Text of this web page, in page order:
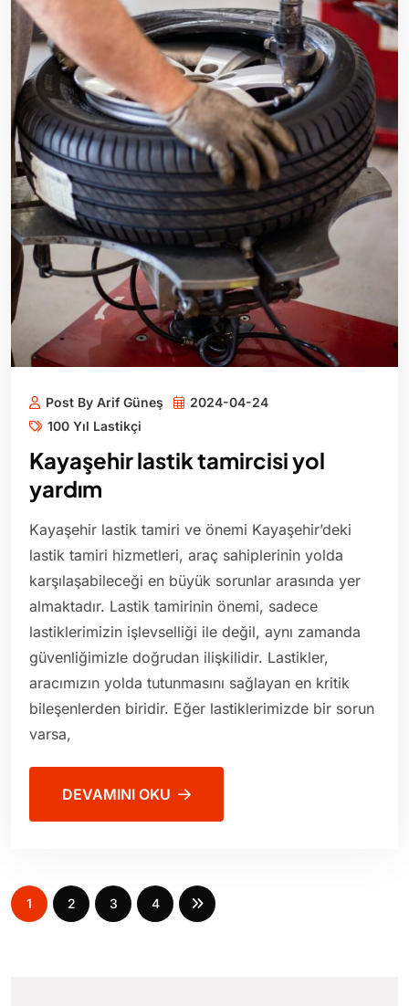
Post By Arif Güneş
2024-04-24
100 Yıl Lastikçi
Kayaşehir lastik tamircisi yol
yardım
Kayaşehir lastik tamiri ve önemi Kayaşehir’deki
lastik tamiri hizmetleri, araç sahiplerinin yolda
karşılaşabileceği en büyük sorunlar arasında yer
almaktadır. Lastik tamirinin önemi, sadece
lastiklerimizin işlevselliği ile değil, aynı zamanda
güvenliğimizle doğrudan ilişkilidir. Lastikler,
aracımızın yolda tutunmasını sağlayan en kritik
bileşenlerden biridir. Eğer lastiklerimizde bir sorun
varsa,
DEVAMINI OKU
1 2 3 4